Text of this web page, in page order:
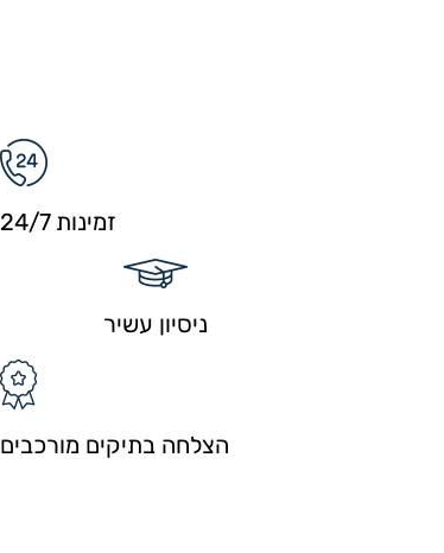
זמינות 24/7
ניסיון עשיר
הצלחה בתיקים מורכבים